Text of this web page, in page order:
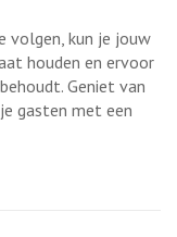
volgen, kun je jouw
houden en ervoor
Geniet van
gasten met een